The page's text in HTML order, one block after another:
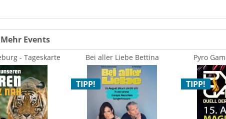
Events
- Tageskarte
TIPP!
Bei aller Liebe Bettina
Zimmermann & Kai Wiesinger
TIPP!
Pyro